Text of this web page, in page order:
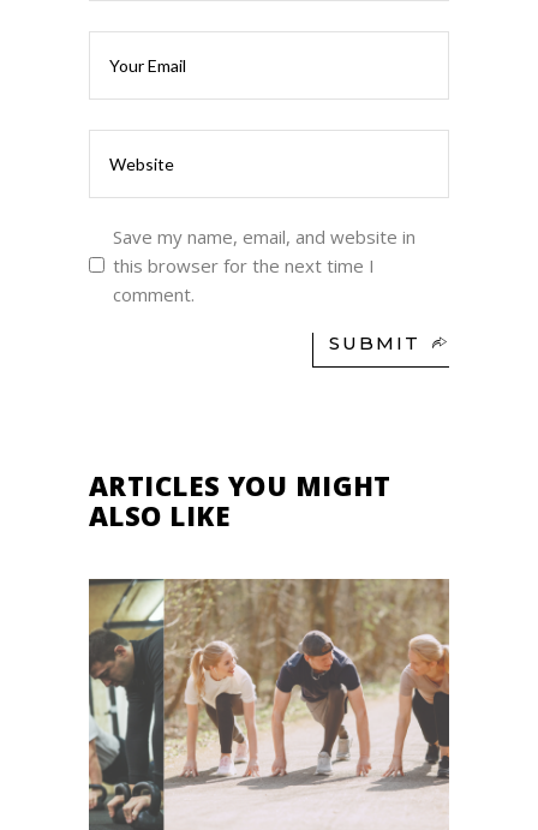
Save my name, email, and website in
this browser for the next time I
comment.
SUBMIT
ARTICLES YOU MIGHT
ALSO LIKE